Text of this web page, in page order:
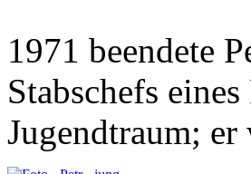
1971 beendete
Stabschefs
Jugendtraum;